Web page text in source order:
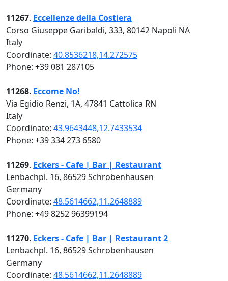
11267. Eccellenze della Costiera
Corso Giuseppe Garibaldi, 333, 80142 Napoli NA
Italy
Coordinate: 40.8536218,14.272575
Phone: +39 081 287105
11268. Eccome No!
Via Egidio Renzi, 1A, 47841 Cattolica RN
Italy
Coordinate: 43.9643448,12.7433534
Phone: +39 334 273 6580
11269. Eckers - Cafe | Bar | Restaurant
Lenbachpl. 16, 86529 Schrobenhausen
Germany
Coordinate: 48.5614662,11.2648889
Phone: +49 8252 96399194
11270. Eckers - Cafe | Bar | Restaurant 2
Lenbachpl. 16, 86529 Schrobenhausen
Germany
Coordinate: 48.5614662,11.2648889